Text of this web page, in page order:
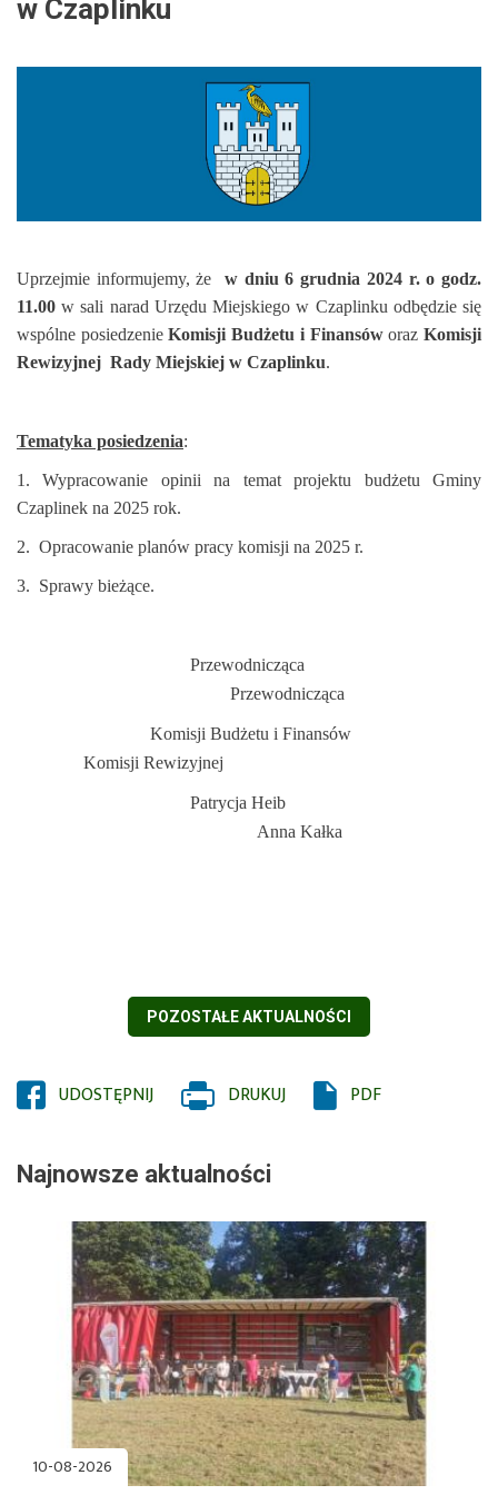
w
w Czaplinku
Uprzejmie informujemy, że w dniu 6 grudnia 2024 r. o godz.
11.00 w sali narad Urzędu Miejskiego w Czaplinku odbędzie się
wspólne posiedzenieKomisji Budżetu i FinansóworazKomisji
Rewizyjnej Rady Miejskiej w Czaplinku.
Tematyka posiedzenia:
1. Wypracowanie opinii na temat projektu budżetu Gminy
Czaplinek na 2025 rok.
2. Opracowanie planów pracy komisji na 2025 r.
3. Sprawy bieżące.
Przewodnicząca
Przewodnicząca
Komisji Budżetu i Finansów
Komisji Rewizyjnej
Patrycja Heib
Anna Kałka
POZOSTAŁE AKTUALNOŚCI
UDOSTĘPNIJ
OTWORZY
NOWYM
DRUKUJ PDF
Najnowsze aktualności
10-08-2026